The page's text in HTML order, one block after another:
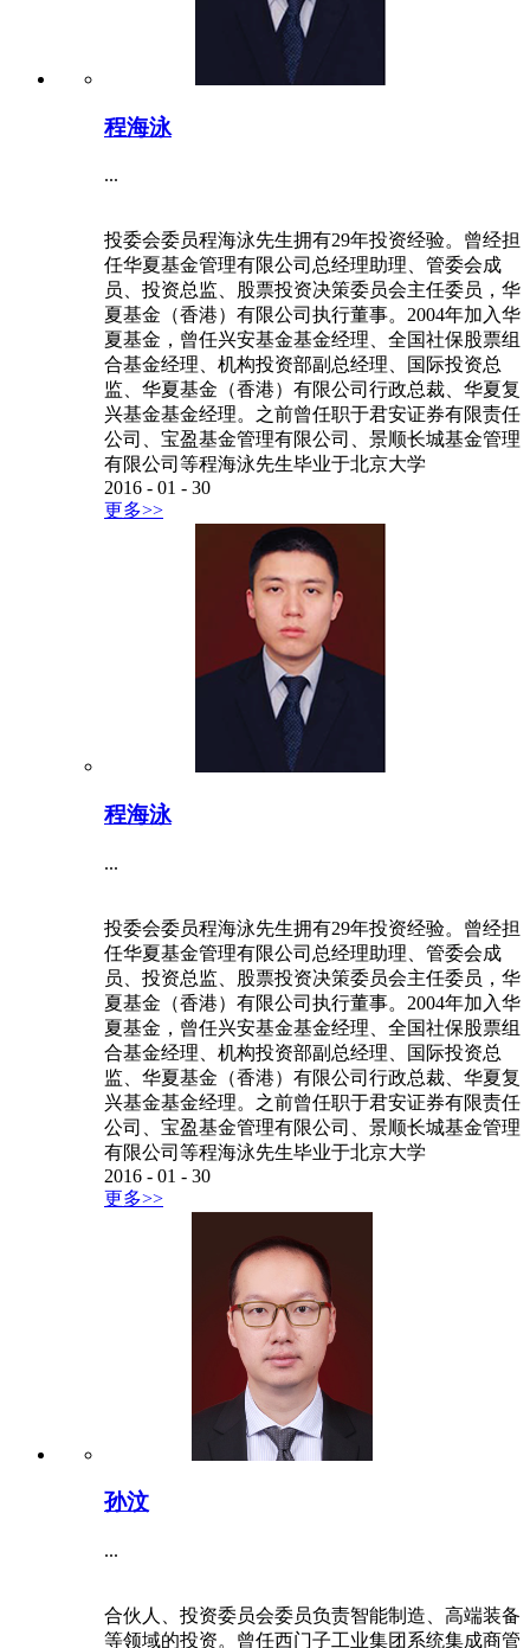
程海泳
...
投委会委员程海泳先生拥有29年投资经验。曾经担
任华夏基金管理有限公司总经理助理、管委会成
员、投资总监、股票投资决策委员会主任委员，华
夏基金（香港）有限公司执行董事。2004年加入华
夏基金，曾任兴安基金基金经理、全国社保股票组
合基金经理、机构投资部副总经理、国际投资总
监、华夏基金（香港）有限公司行政总裁、华夏复
兴基金基金经理。之前曾任职于君安证券有限责任
公司、宝盈基金管理有限公司、景顺长城基金管理
有限公司等程海泳先生毕业于北京大学
2016 - 01 - 30
更多>>
程海泳
...
投委会委员程海泳先生拥有29年投资经验。曾经担
任华夏基金管理有限公司总经理助理、管委会成
员、投资总监、股票投资决策委员会主任委员，华
夏基金（香港）有限公司执行董事。2004年加入华
夏基金，曾任兴安基金基金经理、全国社保股票组
合基金经理、机构投资部副总经理、国际投资总
监、华夏基金（香港）有限公司行政总裁、华夏复
兴基金基金经理。之前曾任职于君安证券有限责任
公司、宝盈基金管理有限公司、景顺长城基金管理
有限公司等程海泳先生毕业于北京大学
2016 - 01 - 30
更多>>
孙汶
...
合伙人、投资委员会委员负责智能制造、高端装备
等领域的投资。曾任西门子工业集团系统集成商管